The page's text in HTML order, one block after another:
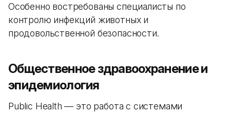
Особенно востребованы специалисты по
контролю инфекций животных и
продовольственной безопасности.
Общественное здравоохранение и
эпидемиология
Public Health — это работа с системами